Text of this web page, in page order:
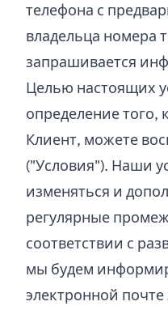
телефона с
владельца номера
запрашивается
Целью настоящих
определение того,
Клиент, можете
("Условия"). Наши
изменяться и
регулярные
соответствии с
мы будем
электронной почте